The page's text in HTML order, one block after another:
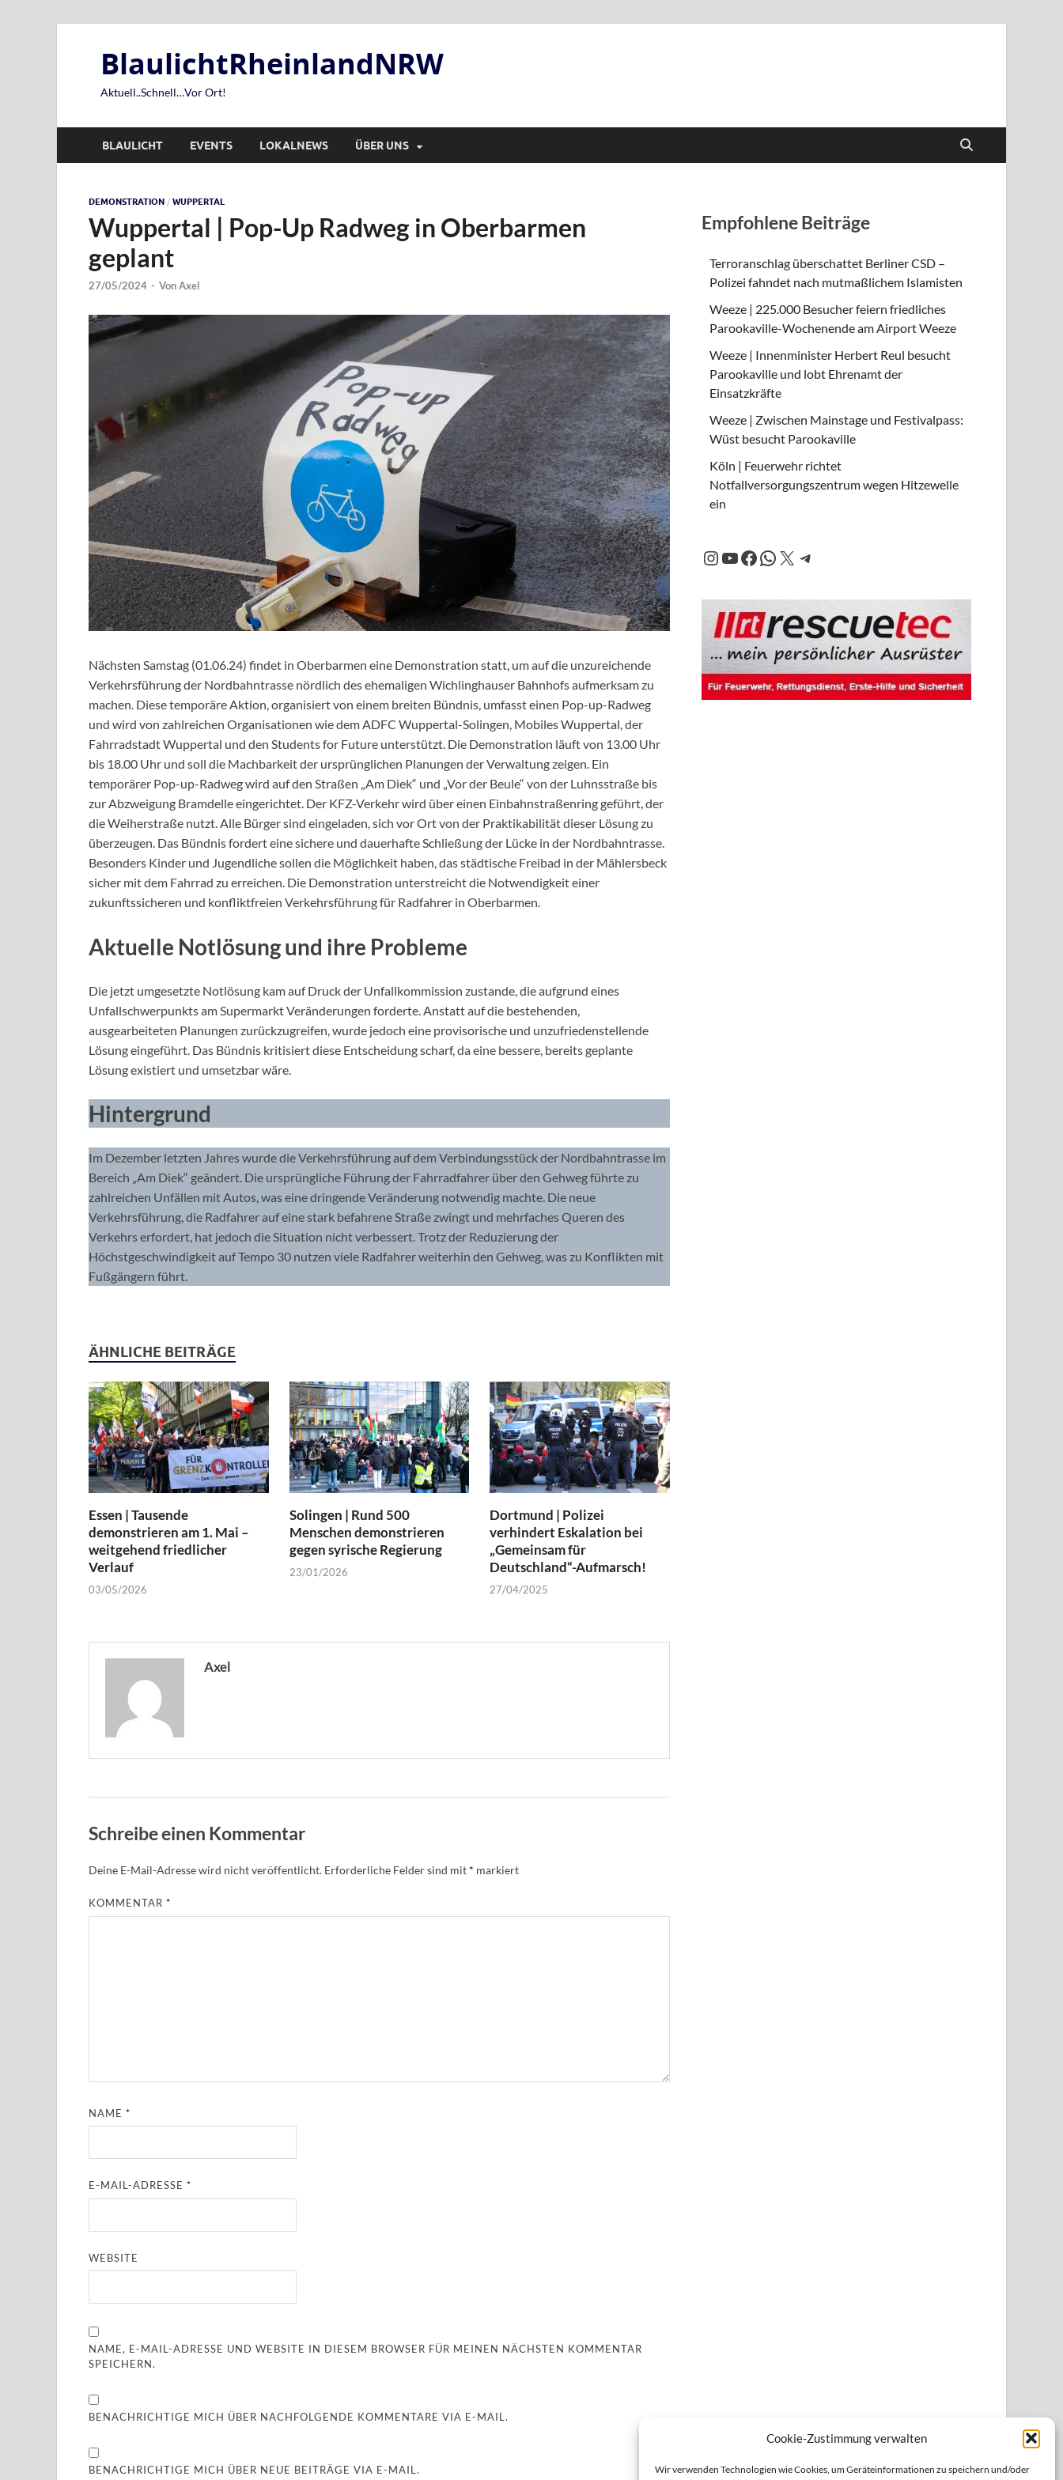
Cookie-Zustimmung verwalten
Wir verwenden Technologien wie Cookies, um Geräteinformationen zu speichern und/oder
BlaulichtRheinlandNRW
Aktuell..Schnell…Vor Ort!
BLAULICHT EVENTS LOKALNEWS ÜBER UNS
DEMONSTRATION / WUPPERTAL
Wuppertal | Pop-Up Radweg in Oberbarmen
geplant
27/05/2024 - VonAxel
Nächsten Samstag (01.06.24) findet in Oberbarmen eine Demonstration statt, um auf die unzureichende
Verkehrsführung der Nordbahntrasse nördlich des ehemaligen Wichlinghauser Bahnhofs aufmerksam zu
machen. Diese temporäre Aktion, organisiert von einem breiten Bündnis, umfasst einen Pop-up-Radweg
und wird von zahlreichen Organisationen wie dem ADFC Wuppertal-Solingen, Mobiles Wuppertal, der
Fahrradstadt Wuppertal und den Students for Future unterstützt. Die Demonstration läuft von 13.00 Uhr
bis 18.00 Uhr und soll die Machbarkeit der ursprünglichen Planungen der Verwaltung zeigen. Ein
temporärer Pop-up-Radweg wird auf den Straßen „Am Diek“ und „Vor der Beule“ von der Luhnsstraße bis
zur Abzweigung Bramdelle eingerichtet. Der KFZ-Verkehr wird über einen Einbahnstraßenring geführt, der
die Weiherstraße nutzt. Alle Bürger sind eingeladen, sich vor Ort von der Praktikabilität dieser Lösung zu
überzeugen. Das Bündnis fordert eine sichere und dauerhafte Schließung der Lücke in der Nordbahntrasse.
Besonders Kinder und Jugendliche sollen die Möglichkeit haben, das städtische Freibad in der Mählersbeck
sicher mit dem Fahrrad zu erreichen. Die Demonstration unterstreicht die Notwendigkeit einer
zukunftssicheren und konfliktfreien Verkehrsführung für Radfahrer in Oberbarmen.
Aktuelle Notlösung und ihre Probleme
Die jetzt umgesetzte Notlösung kam auf Druck der Unfallkommission zustande, die aufgrund eines
Unfallschwerpunkts am Supermarkt Veränderungen forderte. Anstatt auf die bestehenden,
ausgearbeiteten Planungen zurückzugreifen, wurde jedoch eine provisorische und unzufriedenstellende
Lösung eingeführt. Das Bündnis kritisiert diese Entscheidung scharf, da eine bessere, bereits geplante
Lösung existiert und umsetzbar wäre.
Hintergrund
Im Dezember letzten Jahres wurde die Verkehrsführung auf dem Verbindungsstück der Nordbahntrasse im
Bereich „Am Diek“ geändert. Die ursprüngliche Führung der Fahrradfahrer über den Gehweg führte zu
zahlreichen Unfällen mit Autos, was eine dringende Veränderung notwendig machte. Die neue
Verkehrsführung, die Radfahrer auf eine stark befahrene Straße zwingt und mehrfaches Queren des
Verkehrs erfordert, hat jedoch die Situation nicht verbessert. Trotz der Reduzierung der
Höchstgeschwindigkeit auf Tempo 30 nutzen viele Radfahrer weiterhin den Gehweg, was zu Konflikten mit
Fußgängern führt.
ÄHNLICHE BEITRÄGE
Essen | Tausende
demonstrieren am 1. Mai –
weitgehend friedlicher
Verlauf
03/05/2026
Solingen | Rund 500
Menschen demonstrieren
gegen syrische Regierung
23/01/2026
Dortmund | Polizei
verhindert Eskalation bei
„Gemeinsam für
Deutschland“-Aufmarsch!
27/04/2025
Axel
Schreibe einen Kommentar
Deine E-Mail-Adresse wird nicht veröffentlicht. Erforderliche Felder sind mit * markiert
KOMMENTAR*
NAME*
E-MAIL-ADRESSE*
WEBSITE
NAME, E-MAIL-ADRESSE UND WEBSITE IN DIESEM BROWSER FÜR MEINEN NÄCHSTEN KOMMENTAR
SPEICHERN.
BENACHRICHTIGE MICH ÜBER NACHFOLGENDE KOMMENTARE VIA E-MAIL.
BENACHRICHTIGE MICH ÜBER NEUE BEITRÄGE VIA E-MAIL.
Empfohlene Beiträge
Terroranschlag überschattet Berliner CSD –
Polizei fahndet nach mutmaßlichem Islamisten
Weeze | 225.000 Besucher feiern friedliches
Parookaville-Wochenende am Airport Weeze
Weeze | Innenminister Herbert Reul besucht
Parookaville und lobt Ehrenamt der
Einsatzkräfte
Weeze | Zwischen Mainstage und Festivalpass:
Wüst besucht Parookaville
Köln | Feuerwehr richtet
Notfallversorgungszentrum wegen Hitzewelle
ein